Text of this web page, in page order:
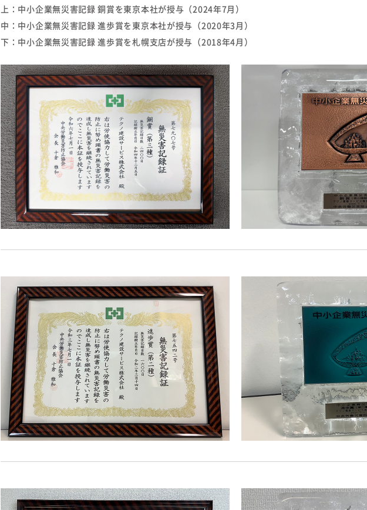
上：中小企業無災害記録 銅賞を東京本社が授与（2024年7月）
中：中小企業無災害記録 進歩賞を東京本社が授与（2020年3月）
下：中小企業無災害記録 進歩賞を札幌支店が授与（2018年4月）